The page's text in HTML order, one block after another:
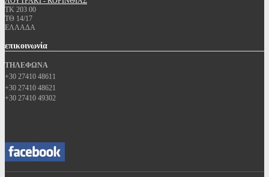
ΤΚ 203 00
ΤΘ 14/17
ΕΛΛΑΔΑ
επικοινωνία
ΤΗΛΕΦΩΝΑ
+30 27410 48611
+30 27410 48621
+30 27410 49302